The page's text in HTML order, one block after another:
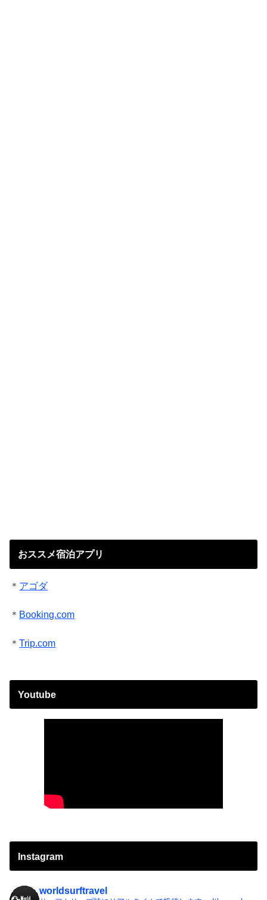
おススメ宿泊アプリ
＊ アゴダ
＊ Booking.com
＊Trip.com
Youtube
Instagram
worldsurftravel